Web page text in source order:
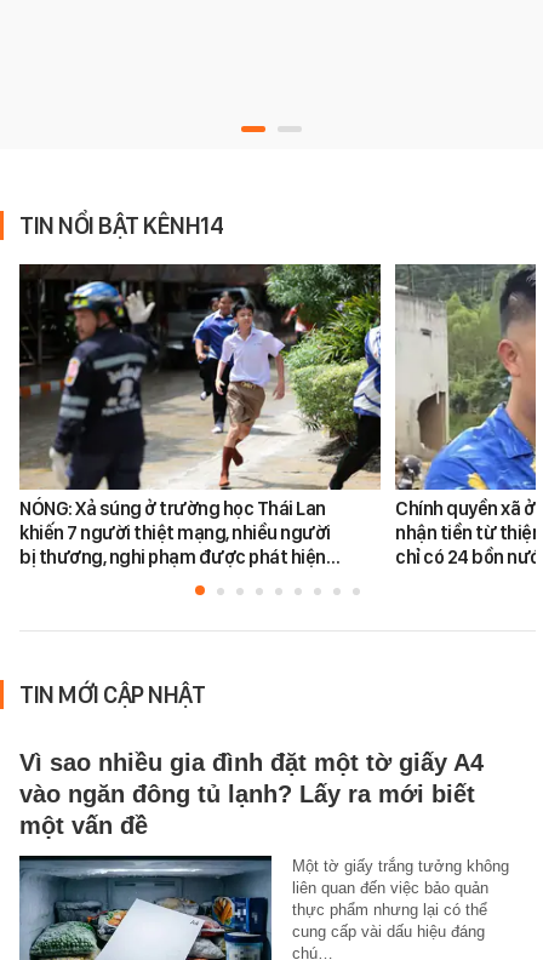
TIN NỔI BẬT KÊNH14
NÓNG: Xả súng ở trường học Thái Lan
khiến 7 người thiệt mạng, nhiều người
bị thương, nghi phạm được phát hiện…
Chính quyền xã ở
nhận tiền từ thiện
chỉ có 24 bồn
TIN MỚI CẬP NHẬT
Vì sao nhiều gia đình đặt một tờ giấy A4
vào ngăn đông tủ lạnh? Lấy ra mới biết
một vấn đề
Một tờ giấy trắng tưởng không
liên quan đến việc bảo quản
thực phẩm nhưng lại có thể
cung cấp vài dấu hiệu đáng
chú…